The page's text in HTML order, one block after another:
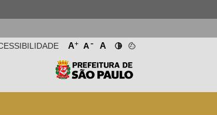
A+ A- A